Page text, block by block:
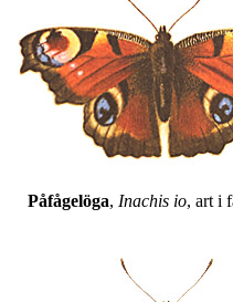
Påfågelöga, Inachis io, art i